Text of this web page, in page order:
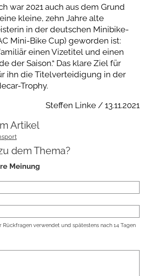
war 2021 auch aus dem Grund
kleine, zehn Jahre alte
in der deutschen Minibike-
Mini-Bike Cup) geworden ist:
einen Vizetitel und einen
der Saison.“ Das klare Ziel für
ihn die Titelverteidigung in der
Trophy.
Steffen Linke / 13.11.2021
Artikel
dem Thema?
Meinung
verwendet und spätestens nach 14 Tagen